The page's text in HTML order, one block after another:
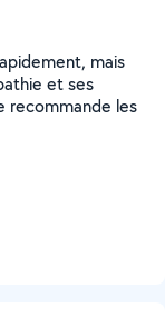
mais
et ses
recommande les